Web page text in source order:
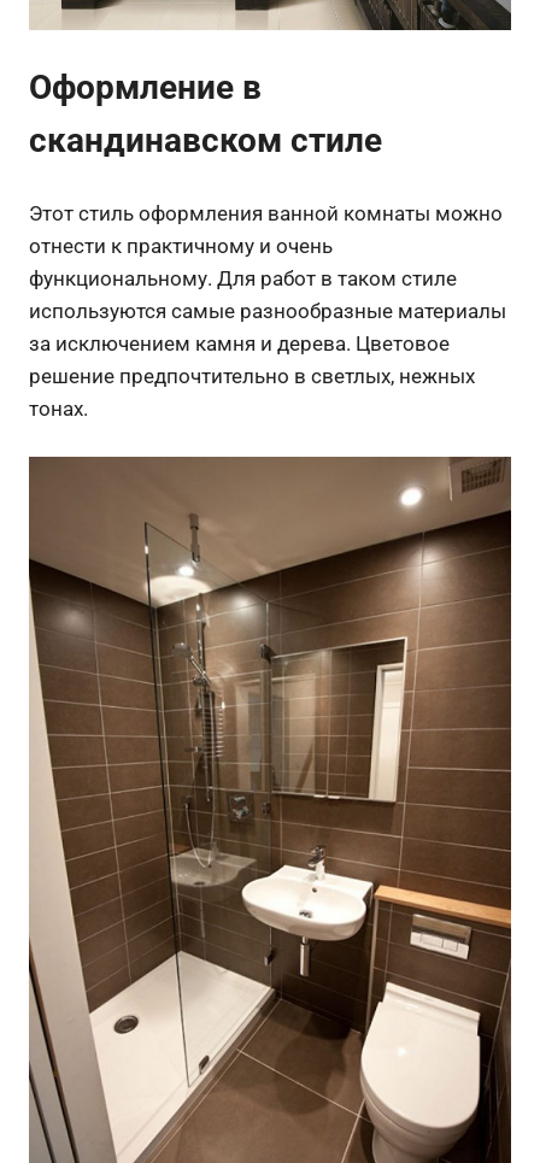
Оформление в
скандинавском стиле
Этот стиль оформления ванной комнаты можно
отнести к практичному и очень
функциональному. Для работ в таком стиле
используются самые разнообразные материалы
за исключением камня и дерева. Цветовое
решение предпочтительно в светлых, нежных
тонах.